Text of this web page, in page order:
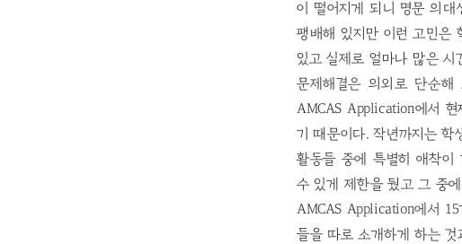
이 떨어지게 되니 명문 의대
팽배해 있지만 이런 고민은
있고 실제로 얼마나 많은 시
문제해결은 의외로 단순
AMCAS Application에서
기 때문이다. 작년까지는 학
활동들 중에 특별히 애착이
수 있게 제한을 뒀고 그 중
AMCAS Application에서
들을 따로 소개하게 하는 것